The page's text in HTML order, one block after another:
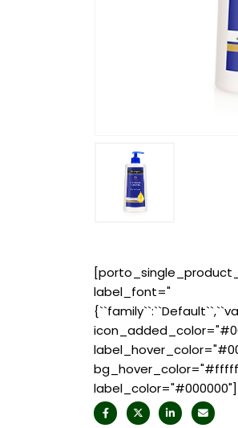
label_font="
label_color="#000000"]